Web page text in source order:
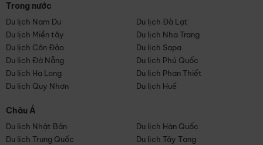
Trong nước
Du lịch Nam Du
Du lịch Đà Lạt
Du lịch Miền tây
Du lịch Nha Trang
Du lịch Côn Đảo
Du lịch Sapa
Du lịch Đà Nẵng
Du lịch Phú Quốc
Du lịch Hạ Long
Du lịch Phan Thiết
Du lịch Quy Nhơn
Du lịch Huế
Châu Á
Du lịch Nhật Bản
Du lịch Hàn Quốc
Du lịch Trung Quốc
Du lịch Tây Tạng